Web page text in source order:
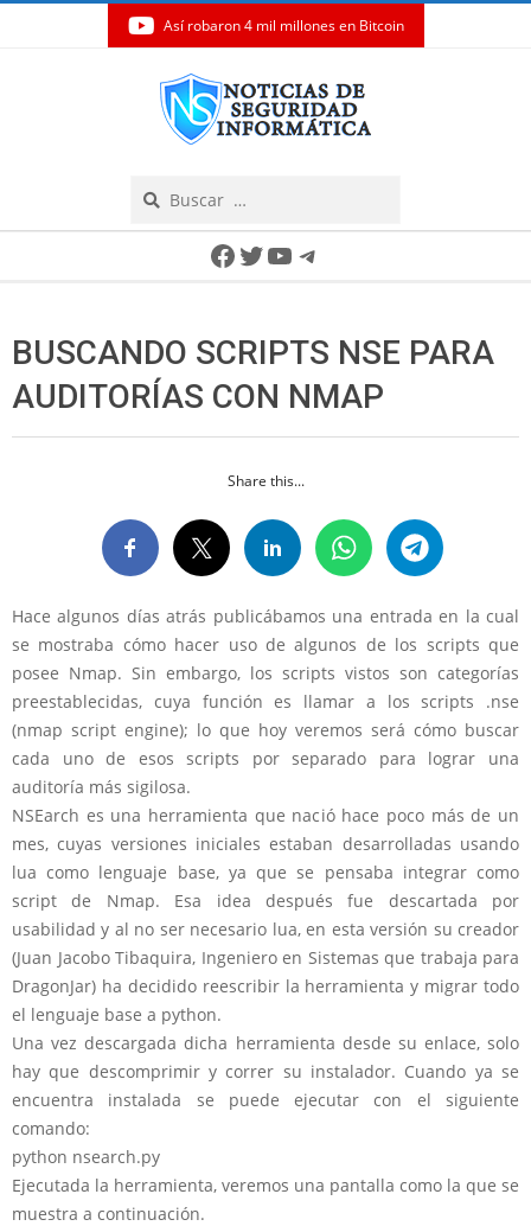
Así robaron 4 mil millones en Bitcoin
Facebook
Twitter
YouTube
Telegram
BUSCANDO SCRIPTS NSE PARA
AUDITORÍAS CON NMAP
Share this...
Hace algunos días atrás publicábamos una entrada en la cual
se mostraba cómo hacer uso de algunos de los scripts que
posee Nmap. Sin embargo, los scripts vistos son categorías
preestablecidas, cuya función es llamar a los scripts .nse
(nmap script engine); lo que hoy veremos será cómo buscar
cada uno de esos scripts por separado para lograr una
auditoría más sigilosa.
NSEarch es una herramienta que nació hace poco más de un
mes, cuyas versiones iniciales estaban desarrolladas usando
lua como lenguaje base, ya que se pensaba integrar como
script de Nmap. Esa idea después fue descartada por
usabilidad y al no ser necesario lua, en esta versión su creador
(Juan Jacobo Tibaquira, Ingeniero en Sistemas que trabaja para
DragonJar) ha decidido reescribir la herramienta y migrar todo
el lenguaje base a python.
Una vez descargada dicha herramienta desde su enlace, solo
hay que descomprimir y correr su instalador. Cuando ya se
encuentra instalada se puede ejecutar con el siguiente
comando:
python nsearch.py
Ejecutada la herramienta, veremos una pantalla como la que se
muestra a continuación.